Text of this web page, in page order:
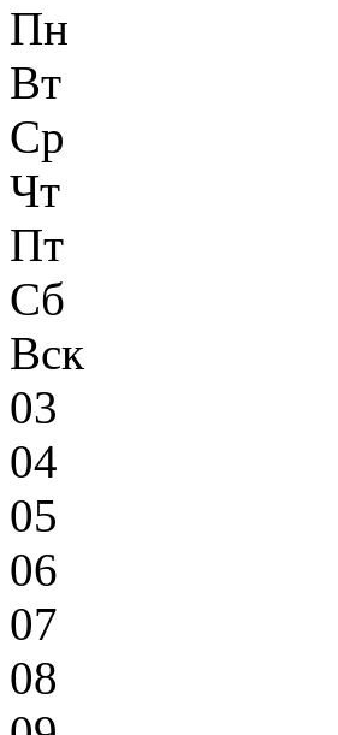
Пн
Вт
Ср
Чт
Пт
Сб
Вск
03
04
05
06
07
08